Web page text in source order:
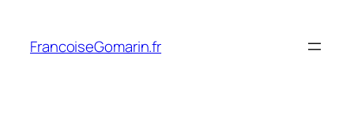
contenu
FrancoiseGomarin.fr